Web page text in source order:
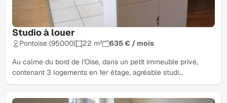
Studio à louer
Pontoise (95000) 22 m² 635 € / mois
Au calme du bord de l'Oise, dans un petit immeuble privé,
contenant 3 logements en 1er étage, agréable studi…